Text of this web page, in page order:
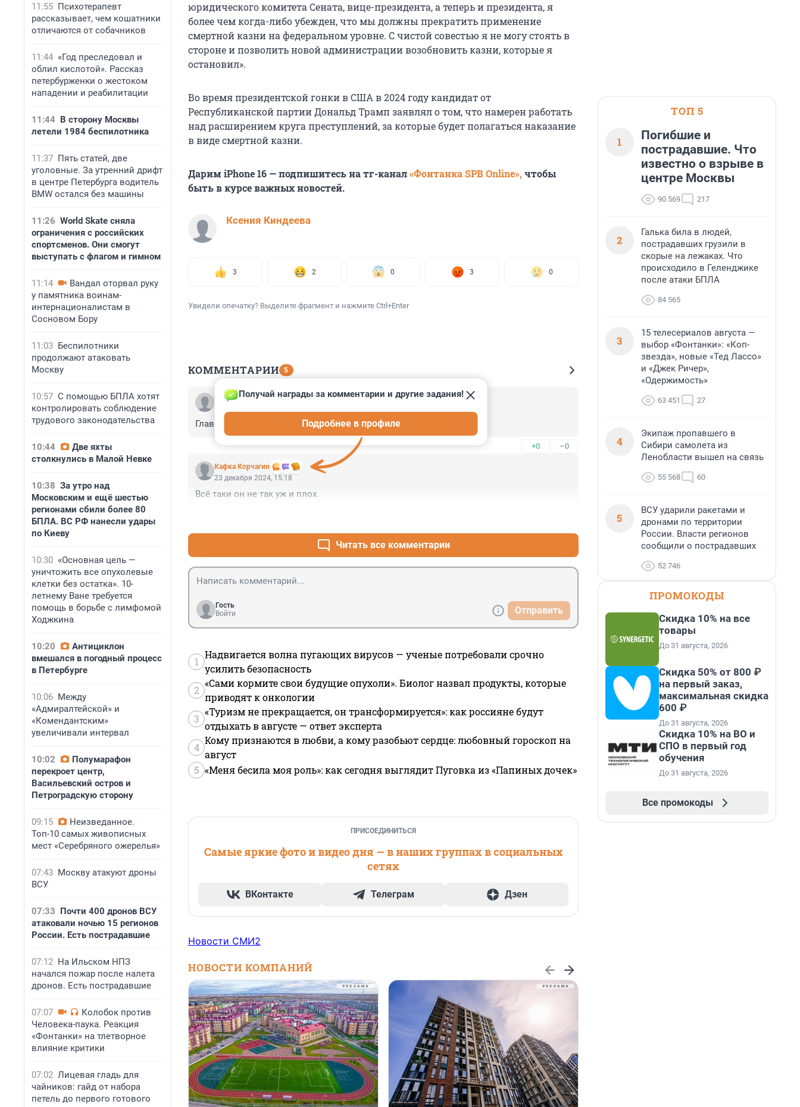
11:55 Психотерапевт
рассказывает, чем кошатники
отличаются от собачников
11:44 «Год преследовал и
облил кислотой». Рассказ
петербурженки о жестоком
нападении и реабилитации
11:44 В сторону Москвы
летели 1984 беспилотника
11:37 Пять статей, две
уголовные. За утренний дрифт
в центре Петербурга водитель
BMW остался без машины
11:26 World Skate сняла
ограничения с российских
спортсменов. Они смогут
выступать с флагом и гимном
11:14
Вандал оторвал руку
у памятника воинам-
интернационалистам в
Сосновом Бору
11:03 Беспилотники
продолжают атаковать
Москву
10:57 С помощью БПЛА хотят
контролировать соблюдение
трудового законодательства
10:44
Две яхты
столкнулись в Малой Невке
10:38 За утро над
Московским и ещё шестью
регионами сбили более 80
БПЛА. ВС РФ нанесли удары
по Киеву
10:30 «Основная цель —
уничтожить все опухолевые
клетки без остатка». 10-
летнему Ване требуется
помощь в борьбе с лимфомой
Ходжкина
10:20
Антициклон
вмешался в погодный процесс
в Петербурге
10:06 Между
«Адмиралтейской» и
«Комендантским»
увеличивали интервал
10:02
Полумарафон
перекроет центр,
Васильевский остров и
Петроградскую сторону
09:15
Неизведанное.
Топ-10 самых живописных
мест «Серебряного ожерелья»
07:43 Москву атакуют дроны
ВСУ
07:33 Почти 400 дронов ВСУ
атаковали ночью 15 регионов
России. Есть пострадавшие
07:12 На Ильском НПЗ
начался пожар после налета
дронов. Есть пострадавшие
07:07
Колобок против
Человека-паука. Реакция
«Фонтанки» на тлетворное
влияние критики
07:02 Лицевая гладь для
чайников: гайд от набора
петель до первого готового
юридического комитета Сената, вице-президента, а теперь и президента, я
более чем когда-либо убежден, что мы должны прекратить применение
смертной казни на федеральном уровне. С чистой совестью я не могу стоять в
стороне и позволить новой администрации возобновить казни, которые я
остановил».
Во время президентской гонки в США в 2024 году кандидат от
Республиканской партии Дональд Трамп заявлял о том, что намерен работать
над расширением круга преступлений, за которые будет полагаться наказание
в виде смертной казни.
Дарим iPhone 16 — подпишитесь на тг-канал«Фонтанка SPB Online»,чтобы
быть в курсе важных новостей.
Ксения Киндеева
3 2 0 3 0
Увидели опечатку? Выделите фрагмент и нажмите Ctrl+Enter
КОММЕНТАРИИ 5
Гость
Главное сынулю отмазал Хантера, а это просто уже так прикрытие.
+0 –0
Кафка Корчагин
Получай награды за комментарии и другие задания!
Подробнее в профиле
23 декабря 2024, 15:18
Всё таки он не так уж и плох.
Читать все комментарии
Гость
Войти
Отправить
1
Надвигается волна пугающих вирусов — ученые потребовали срочно
усилить безопасность
2
«Сами кормите свои будущие опухоли». Биолог назвал продукты, которые
приводят к онкологии
3
«Туризм не прекращается, он трансформируется»: как россияне будут
отдыхать в августе — ответ эксперта
4
Кому признаются в любви, а кому разобьют сердце: любовный гороскоп на
август
5 «Меня бесила моя роль»: как сегодня выглядит Пуговка из «Папиных дочек»
ПРИСОЕДИНИТЬСЯ
Самые яркие фото и видео дня — в наших группах в социальных
сетях
ВКонтакте Телеграм Дзен
Новости СМИ2
НОВОСТИ КОМПАНИЙ
ТОП 5
1
Погибшие и
пострадавшие. Что
известно о взрыве в
центре Москвы
90 569 217
2
Галька била в людей,
пострадавших грузили в
скорые на лежаках. Что
происходило в Геленджике
после атаки БПЛА
84 565
3
15 телесериалов августа —
выбор «Фонтанки»: «Коп-
звезда», новые «Тед Лассо»
и «Джек Ричер»,
«Одержимость»
63 451 27
4
Экипаж пропавшего в
Сибири самолета из
Ленобласти вышел на связь
55 568 60
5
ВСУ ударили ракетами и
дронами по территории
России. Власти регионов
сообщили о пострадавших
52 746
ПРОМОКОДЫ
Скидка 10% на все
товары
До 31 августа, 2026
Скидка 50% от 800 ₽
на первый заказ,
максимальная скидка
600 ₽
До 31 августа, 2026
Скидка 10% на ВО и
СПО в первый год
обучения
До 31 августа, 2026
Все промокоды